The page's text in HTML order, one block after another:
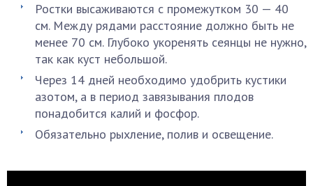
Ростки высаживаются с промежутком 30 — 40
см. Между рядами расстояние должно быть не
менее 70 см. Глубоко укоренять сеянцы не нужно,
так как куст небольшой.
Через 14 дней необходимо удобрить кустики
азотом, а в период завязывания плодов
понадобится калий и фосфор.
Обязательно рыхление, полив и освещение.